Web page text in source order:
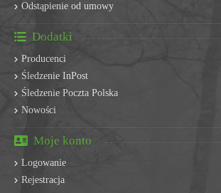
Odstąpienie od umowy
Dodatki
Producenci
Śledzenie InPost
Śledzenie Poczta Polska
Nowości
Moje konto
Logowanie
Rejestracja